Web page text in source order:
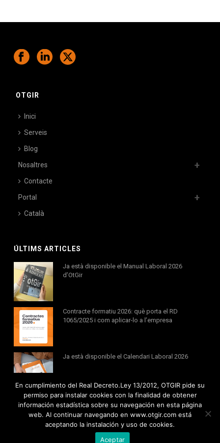
OTGIR
Inici
Serveis
Blog
Nosaltres
Contacte
Portal
Català
ÚLTIMS ARTICLES
Ja està disponible el Manual Laboral 2026
d’OtGir
Contracte formatiu 2026: què porta el RD
1065/2025 i com aplicar-lo a l’empresa
Ja està disponible el Calendari Laboral 2026
Tots els drets reservats © 2020 Otgir - Avís legal
En cumplimiento del Real Decreto.Ley 13/2012, OTGIR pide su
permiso para instalar cookies con la finalidad de obtener
información estadística sobre su navegación en esta página
web. Al continuar navegando en www.otgir.com está
aceptando la instalación y uso de cookies.
Aceptar